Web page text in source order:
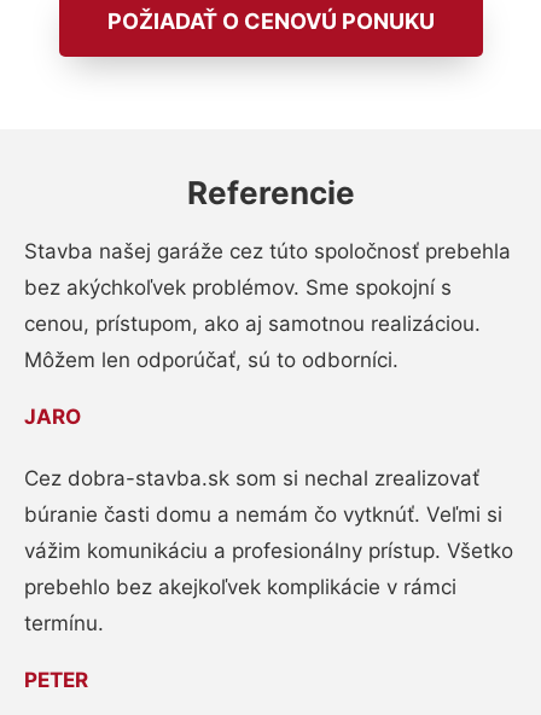
POŽIADAŤ O CENOVÚ PONUKU
Referencie
Stavba našej garáže cez túto spoločnosť prebehla
bez akýchkoľvek problémov. Sme spokojní s
cenou, prístupom, ako aj samotnou realizáciou.
Môžem len odporúčať, sú to odborníci.
JARO
Cez dobra-stavba.sk som si nechal zrealizovať
búranie časti domu a nemám čo vytknúť. Veľmi si
vážim komunikáciu a profesionálny prístup. Všetko
prebehlo bez akejkoľvek komplikácie v rámci
termínu.
PETER